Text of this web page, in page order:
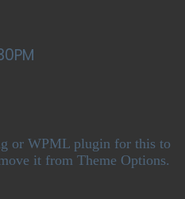
or WPML plugin for this to
it from Theme Options.